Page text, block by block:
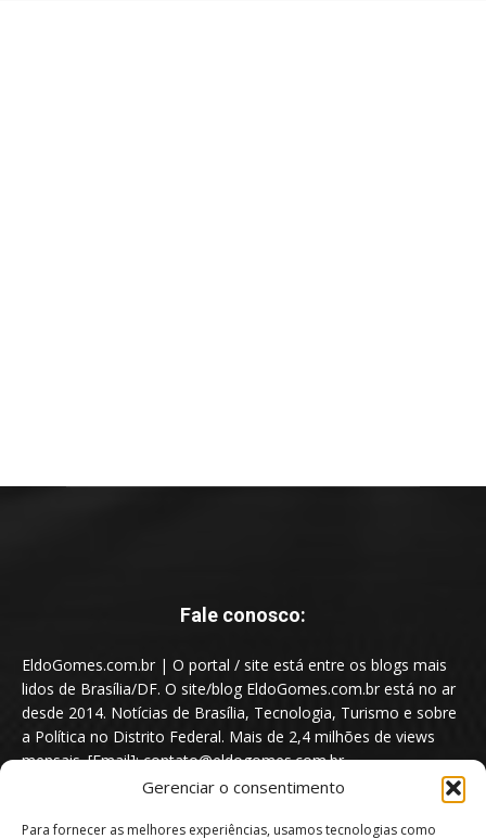
Gerenciar o consentimento
Para fornecer as melhores experiências, usamos tecnologias como
Fale conosco:
EldoGomes.com.br | O portal / site está entre os blogs mais
lidos de Brasília/DF. O site/blog EldoGomes.com.br está no ar
desde 2014. Notícias de Brasília, Tecnologia, Turismo e sobre
a Política no Distrito Federal. Mais de 2,4 milhões de views
mensais. [Email]: contato@eldogomes.com.br